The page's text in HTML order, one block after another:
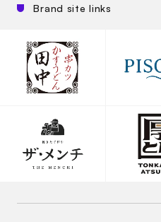
Brand site links